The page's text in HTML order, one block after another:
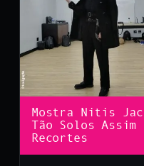
Mostra Nitis
Tão Solos
Recortes